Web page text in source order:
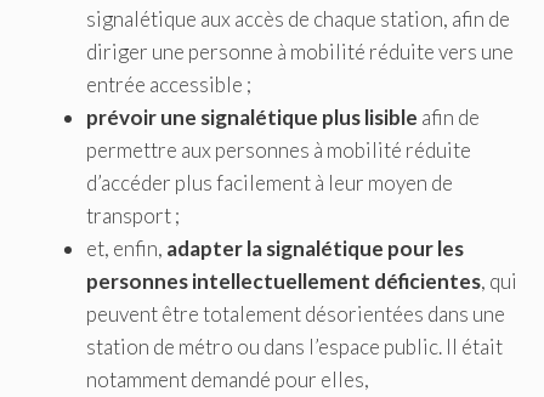
signalétique aux accès de chaque station, afin de
diriger une personne à mobilité réduite vers une
entrée accessible ;
prévoir une signalétique plus lisible afin de
permettre aux personnes à mobilité réduite
d’accéder plus facilement à leur moyen de
transport ;
et, enfin, adapter la signalétique pour les
personnes intellectuellement déficientes, qui
peuvent être totalement désorientées dans une
station de métro ou dans l’espace public. Il était
notamment demandé pour elles,